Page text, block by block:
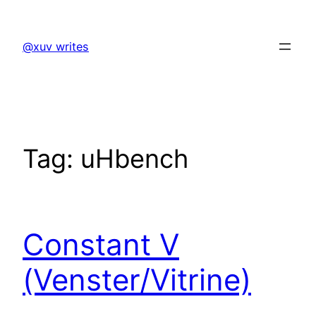
content
@xuv writes
Tag: uHbench
Constant V
(Venster/Vitrine)